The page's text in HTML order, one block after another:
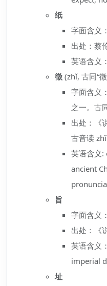
纸
字面含义
出处：蔡
英语含义
徵 (zhǐ, 古同“徵
字面含义
之一。古同
出处：《
古音读 zhǐ
英语含义
ancient
旨
字面含义
出处：《
英语含义
imperial
址